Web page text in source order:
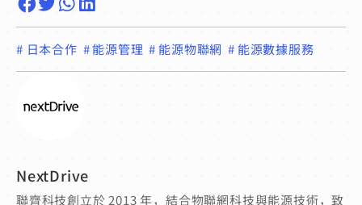
# 日本合作 #能源管理 # 能源物聯網 #能源數據服務
NextDrive
聯齊科技創立於 2013 年，結合物聯網科技與能源技術，致